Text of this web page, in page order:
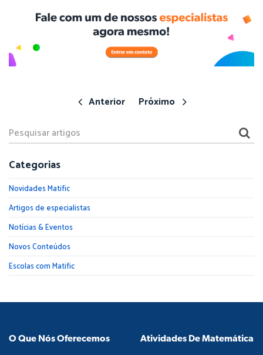
Anterior Próximo
Categorias
Novidades Matific
Artigos de especialistas
Notícias & Eventos
Novos Conteúdos
Escolas com Matific
O Que Nós Oferecemos Atividades De Matemática